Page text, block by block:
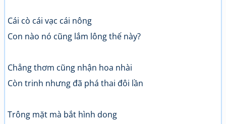
Cái cò cái vạc cái nông
Con nào nó cũng lắm lông thế này?
Chẳng thơm cũng nhận hoa nhài
Còn trinh nhưng đã phá thai đôi lần
Trông mặt mà bắt hình dong